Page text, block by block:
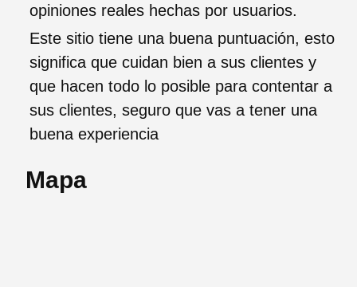
opiniones reales hechas por usuarios.
Este sitio tiene una buena puntuación, esto
significa que cuidan bien a sus clientes y
que hacen todo lo posible para contentar a
sus clientes, seguro que vas a tener una
buena experiencia
Mapa